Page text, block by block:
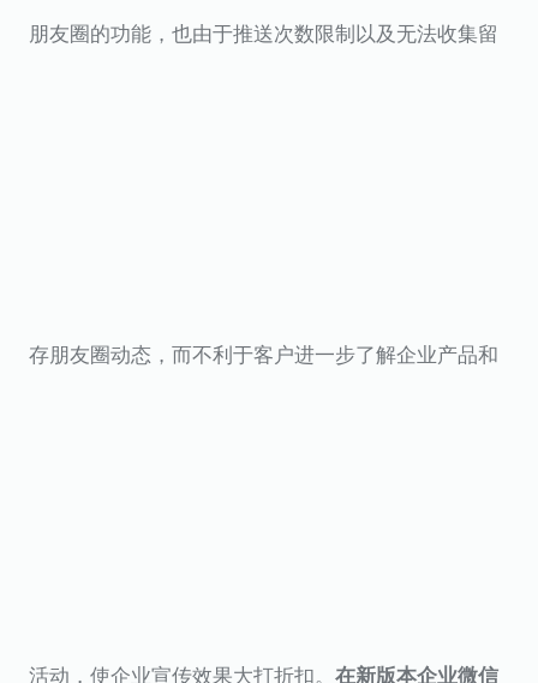
朋友圈的功能，也由于推送次数限制以及无法收集留
存朋友圈动态，而不利于客户进一步了解企业产品和
活动，使企业宣传效果大打折扣。 在新版本企业微信